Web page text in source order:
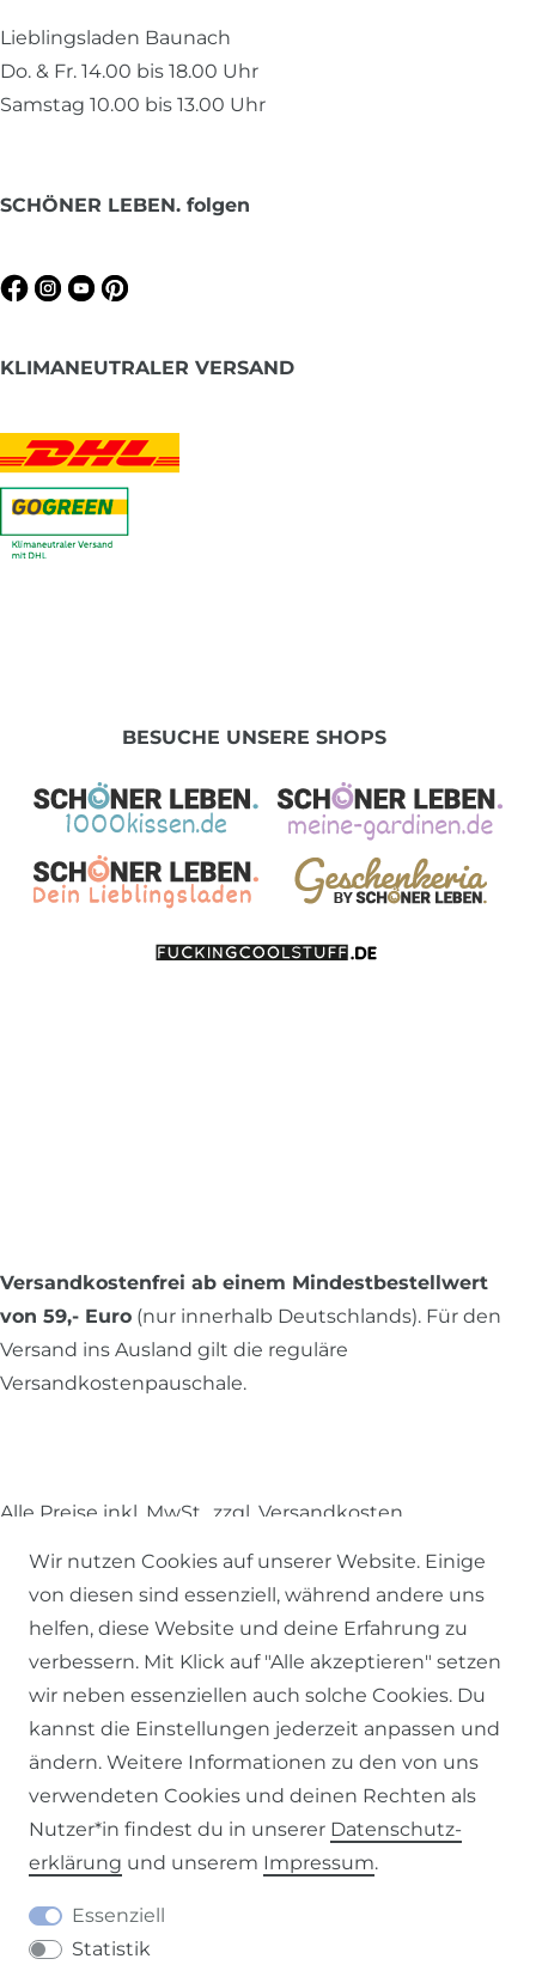
Lieblingsladen Baunach
Do. & Fr. 14.00 bis 18.00 Uhr
Samstag 10.00 bis 13.00 Uhr
SCHÖNER LEBEN. folgen
KLIMANEUTRALER VERSAND
BESUCHE UNSERE SHOPS
Versandkostenfrei ab einem Mindestbestellwert
von 59,- Euro (nur innerhalb Deutschlands). Für den
Versand ins Ausland gilt die reguläre
Versandkostenpauschale.
Alle Preise inkl. MwSt., zzgl. Versandkosten
© 2026 SCHÖNER LEBEN.
Impressum Daten­schutz­erklärung AGB
Barrierefreiheitserklärung Widerrufs­recht
Wir nutzen Cookies auf unserer Website. Einige
von diesen sind essenziell, während andere uns
helfen, diese Website und deine Erfahrung zu
verbessern. Mit Klick auf "Alle akzeptieren" setzen
wir neben essenziellen auch solche Cookies. Du
kannst die Einstellungen jederzeit anpassen und
ändern. Weitere Informationen zu den von uns
verwendeten Cookies und deinen Rechten als
Nutzer*in findest du in unserer Daten­schutz­
erklärung und unserem Impressum.
Essenziell
Statistik